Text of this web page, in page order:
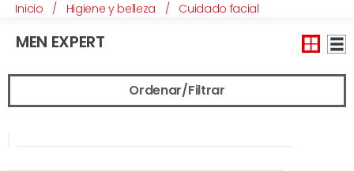
Inicio / Higiene y belleza / Cuidado facial
MEN EXPERT
Ordenar/Filtrar